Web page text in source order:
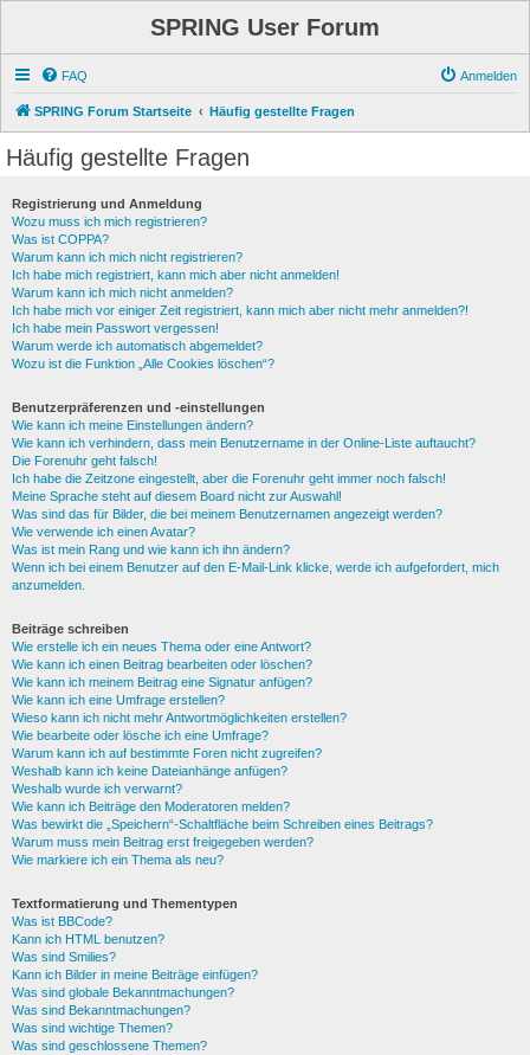
SPRING User Forum
FAQ Anmelden
SPRING Forum Startseite Häufig gestellte Fragen
Häufig gestellte Fragen
Registrierung und Anmeldung
Wozu muss ich mich registrieren?
Was ist COPPA?
Warum kann ich mich nicht registrieren?
Ich habe mich registriert, kann mich aber nicht anmelden!
Warum kann ich mich nicht anmelden?
Ich habe mich vor einiger Zeit registriert, kann mich aber nicht mehr anmelden?!
Ich habe mein Passwort vergessen!
Warum werde ich automatisch abgemeldet?
Wozu ist die Funktion „Alle Cookies löschen“?
Benutzerpräferenzen und -einstellungen
Wie kann ich meine Einstellungen ändern?
Wie kann ich verhindern, dass mein Benutzername in der Online-Liste auftaucht?
Die Forenuhr geht falsch!
Ich habe die Zeitzone eingestellt, aber die Forenuhr geht immer noch falsch!
Meine Sprache steht auf diesem Board nicht zur Auswahl!
Was sind das für Bilder, die bei meinem Benutzernamen angezeigt werden?
Wie verwende ich einen Avatar?
Was ist mein Rang und wie kann ich ihn ändern?
Wenn ich bei einem Benutzer auf den E-Mail-Link klicke, werde ich aufgefordert, mich
anzumelden.
Beiträge schreiben
Wie erstelle ich ein neues Thema oder eine Antwort?
Wie kann ich einen Beitrag bearbeiten oder löschen?
Wie kann ich meinem Beitrag eine Signatur anfügen?
Wie kann ich eine Umfrage erstellen?
Wieso kann ich nicht mehr Antwortmöglichkeiten erstellen?
Wie bearbeite oder lösche ich eine Umfrage?
Warum kann ich auf bestimmte Foren nicht zugreifen?
Weshalb kann ich keine Dateianhänge anfügen?
Weshalb wurde ich verwarnt?
Wie kann ich Beiträge den Moderatoren melden?
Was bewirkt die „Speichern“-Schaltfläche beim Schreiben eines Beitrags?
Warum muss mein Beitrag erst freigegeben werden?
Wie markiere ich ein Thema als neu?
Textformatierung und Thementypen
Was ist BBCode?
Kann ich HTML benutzen?
Was sind Smilies?
Kann ich Bilder in meine Beiträge einfügen?
Was sind globale Bekanntmachungen?
Was sind Bekanntmachungen?
Was sind wichtige Themen?
Was sind geschlossene Themen?